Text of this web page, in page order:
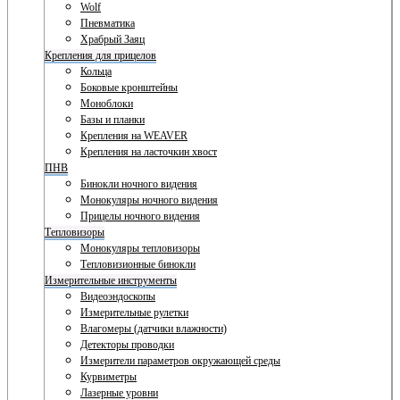
Wolf
Пневматика
Храбрый Заяц
Крепления для прицелов
Кольца
Боковые кронштейны
Моноблоки
Базы и планки
Крепления на WEAVER
Крепления на ласточкин хвост
ПНВ
Бинокли ночного видения
Монокуляры ночного видения
Прицелы ночного видения
Тепловизоры
Монокуляры тепловизоры
Тепловизионные бинокли
Измерительные инструменты
Видеоэндоскопы
Измерительные рулетки
Влагомеры (датчики влажности)
Детекторы проводки
Измерители параметров окружающей среды
Курвиметры
Лазерные уровни